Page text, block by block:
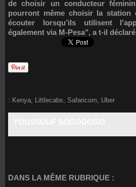
de choisir un conducteur
pourront même choisir la station
écouter lorsqu’ils utilisent
également via M-Pesa", a t-il
: Kenya, Littlecabs, Safaricom, Uber
DANS LA MÊME RUBRIQUE :